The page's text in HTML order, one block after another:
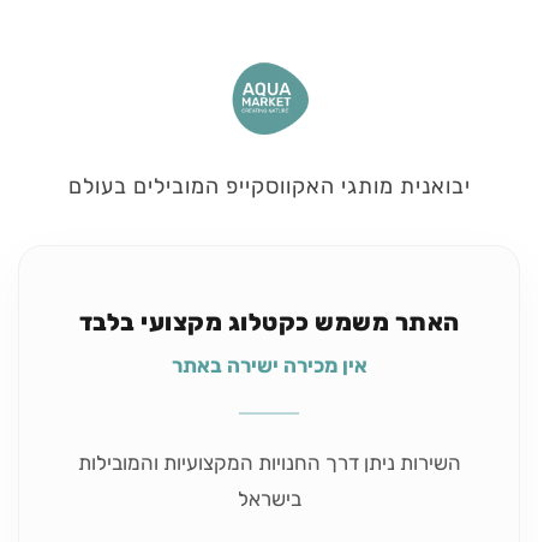
יבואנית מותגי האקווסקייפ המובילים בעולם
האתר משמש כקטלוג מקצועי בלבד
אין מכירה ישירה באתר
השירות ניתן דרך החנויות המקצועיות והמובילות
בישראל